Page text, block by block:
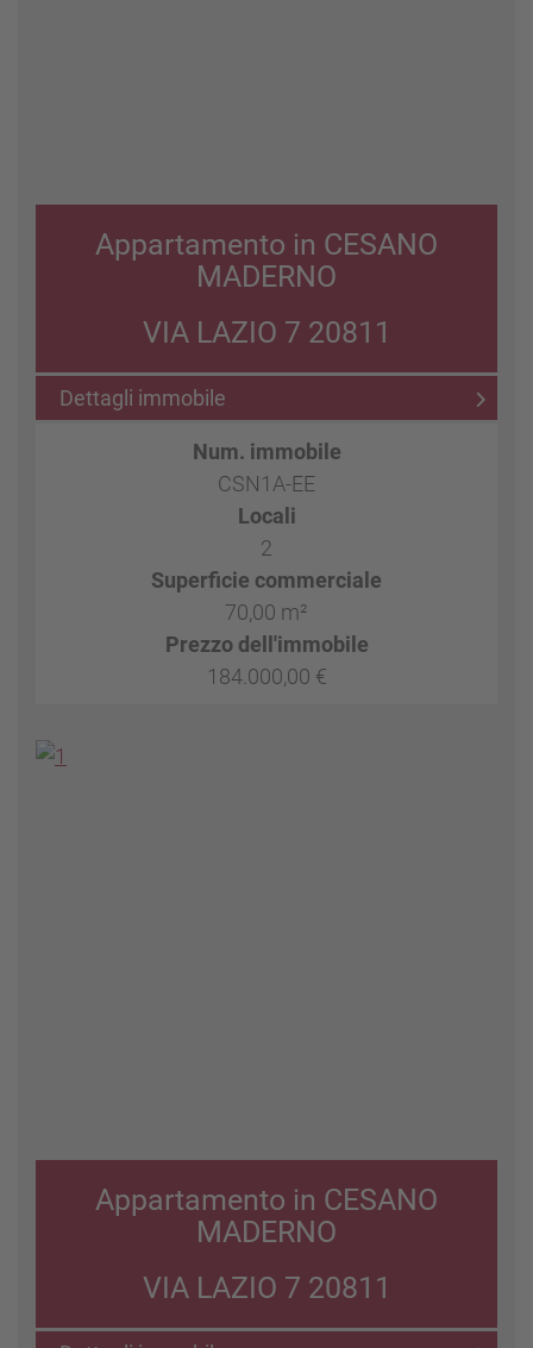
Appartamento in CESANO
MADERNO
VIA LAZIO 7 20811
Dettagli immobile
Num. immobile
CSN1A-EE
Locali
2
Superficie commerciale
70,00 m²
Prezzo dell'immobile
184.000,00 €
Appartamento in CESANO
MADERNO
VIA LAZIO 7 20811